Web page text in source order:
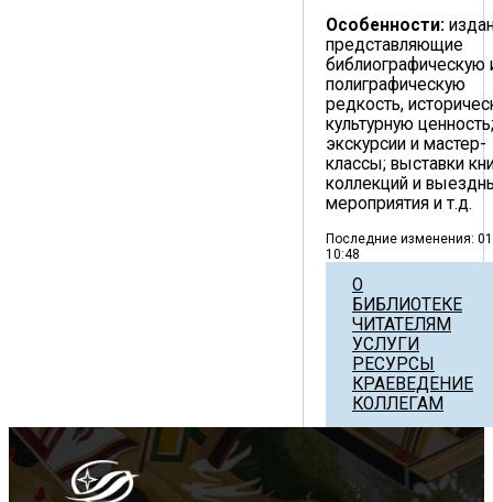
Особенности:
представляющие
библиографическую
полиграфическую
редкость,
культурную ценность;
экскурсии и мастер-
классы; выставки
коллекций и
мероприятия и т.д.
Последние изменения:
10:48
О
БИБЛИОТЕКЕ
ЧИТАТЕЛЯМ
УСЛУГИ
РЕСУРСЫ
КРАЕВЕДЕНИЕ
КОЛЛЕГАМ